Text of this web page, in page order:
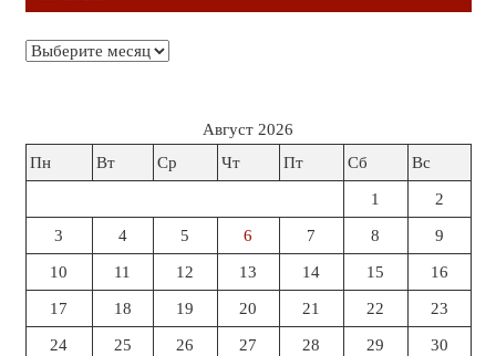
Архивы
Август 2026
Пн
Вт Ср Чт Пт Сб Вс
1 2
3 4 5 6 7 8 9
10 11 12 13 14 15 16
17 18 19 20 21 22 23
24 25 26 27 28 29 30